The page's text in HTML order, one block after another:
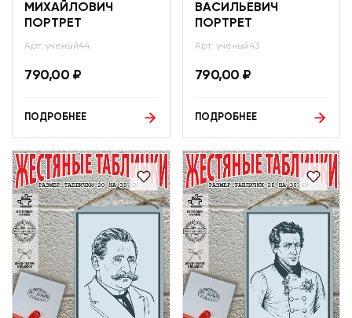
МИХАЙЛОВИЧ
ПОРТРЕТ
Арт: ученый44
790,00 ₽
ПОДРОБНЕЕ
ВАСИЛЬЕВИЧ
ПОРТРЕТ
Арт: ученый43
790,00 ₽
ПОДРОБНЕЕ